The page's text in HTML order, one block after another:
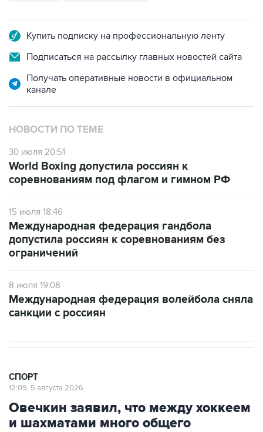
Купить подписку на профессиональную ленту
Подписаться на рассылку главных новостей сайта
Получать оперативные новости в официальном
канале
НОВОСТИ ПО ТЕМЕ
30 июля 20:51
World Boxing допустила россиян к
соревнованиям под флагом и гимном РФ
15 июля 18:46
Международная федерация гандбола
допустила россиян к соревнованиям без
ограничений
8 июля 19:08
Международная федерация волейбола сняла
санкции с россиян
СПОРТ
12:09, 5 августа 2026
Овечкин заявил, что между хоккеем
и шахматами много общего